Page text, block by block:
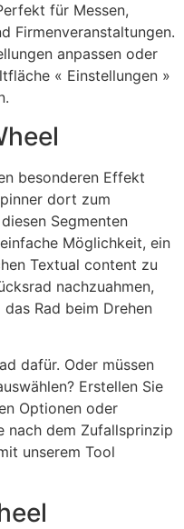
für Messen,
Firmenveranstaltungen.
anpassen oder
« Einstellungen »
besonderen Effekt
dort zum
Segmenten
Möglichkeit, ein
Textual content zu
nachzuahmen,
Rad beim Drehen
dafür. Oder müssen
Erstellen Sie
Optionen oder
nach dem Zufallsprinzip
unserem Tool